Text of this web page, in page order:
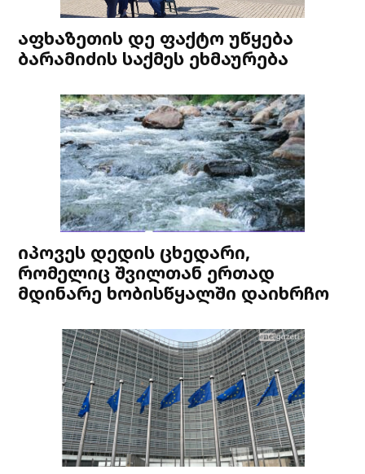
აფხაზეთის დე ფაქტო უწყება
ბარამიძის საქმეს ეხმაურება
იპოვეს დედის ცხედარი,
რომელიც შვილთან ერთად
მდინარე ხობისწყალში დაიხრჩო